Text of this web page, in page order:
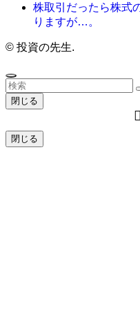
株取引だったら株式
りますが…。
© 投資の先生.
閉じる
閉じる